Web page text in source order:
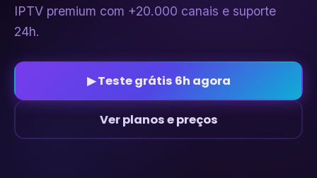
IPTV premium com +20.000 canais e suporte
24h.
▶ Teste grátis 6h agora
Ver planos e preços